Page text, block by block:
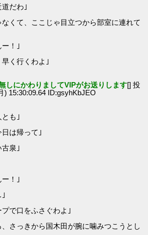
だわ｣
くて、ここじゃ目立つから部室に連れて
！｣
く行くわよ｣
しにかわりましてVIPがお送りします[] 投
) 15:30:09.64 ID:gsyhKbJEO
も｣
は帰って｣
泉｣
！｣
で口をふさぐわよ｣
さっきから国木田が腕に噛みつこうとし